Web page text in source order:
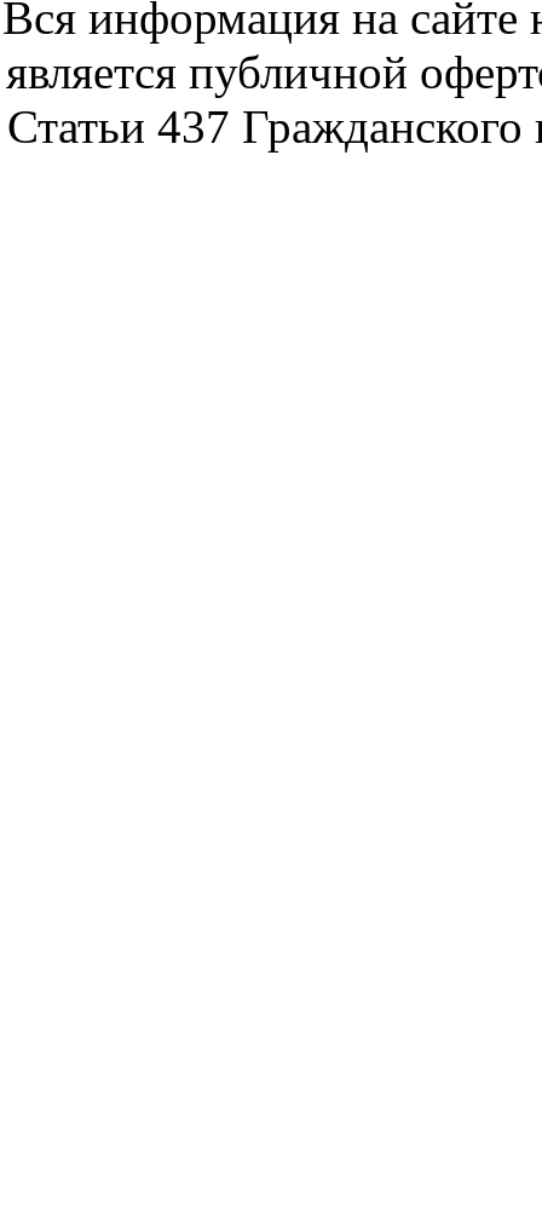
Вся информация на сайте
является публичной
Статьи 437